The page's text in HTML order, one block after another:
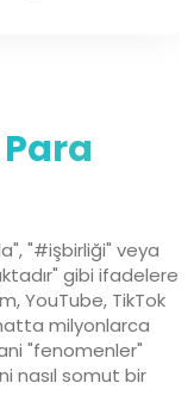
"#işbirliği" veya
gibi ifadelere
YouTube, TikTok
milyonlarca
"fenomenler"
nasıl somut bir